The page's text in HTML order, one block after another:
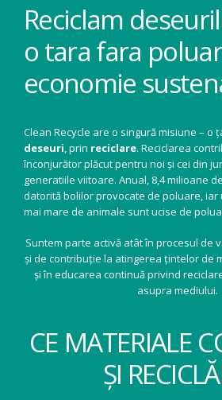
Reciclam
o tara fara
economie
Clean Recycle are o singură misiune – o
deseuri, prin reciclare. Reciclarea
înconjurător plăcut pentru noi și cei din
generatiile viitoare. Anual, 8,4 milioane
datorită bolilor provocate de poluare,
mai mare de animale sunt ucise de
Suntem parte activă atât în procesul de
și de contribuție la atingerea țintelor de
și în educarea continuă privind
asupra mediului.
CE MATERIALE
ȘI